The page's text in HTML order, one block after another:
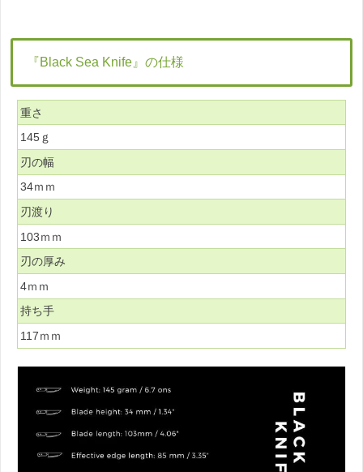
『Black Sea Knife』の仕様
重さ
145ｇ
刃の幅
34ｍｍ
刃渡り
103ｍｍ
刃の厚み
4ｍｍ
持ち手
117ｍｍ